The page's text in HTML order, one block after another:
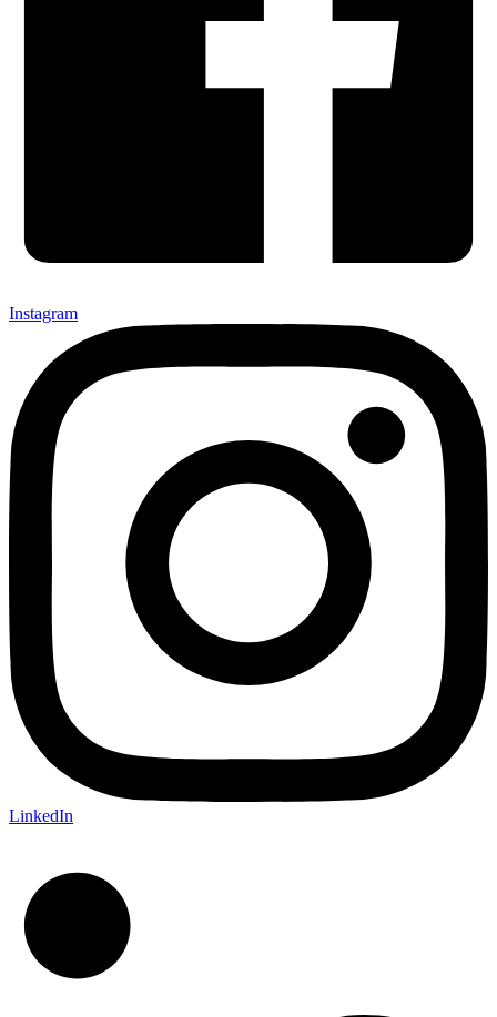
Instagram
LinkedIn